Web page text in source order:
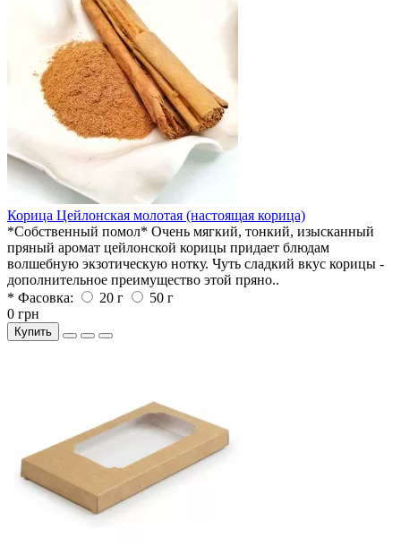
Корица Цейлонская молотая (настоящая корица)
*Собственный помол* Очень мягкий, тонкий, изысканный
пряный аромат цейлонской корицы придает блюдам
волшебную экзотическую нотку. Чуть сладкий вкус корицы -
дополнительное преимущество этой пряно..
* Фасовка:
20 г
50 г
0 грн
Купить